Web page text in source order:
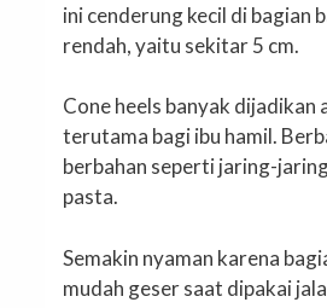
ini cenderung kecil di bagian
rendah, yaitu sekitar 5 cm.
Cone heels banyak
terutama bagi ibu hamil.
berbahan seperti jaring-
pasta.
Semakin nyaman karena
mudah geser saat dipakai